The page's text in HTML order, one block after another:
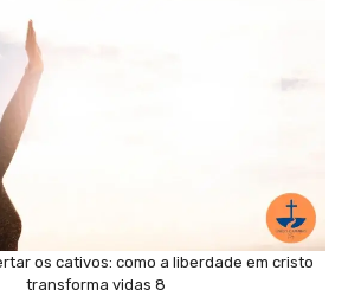
os cativos: como a liberdade em cristo
transforma vidas 8